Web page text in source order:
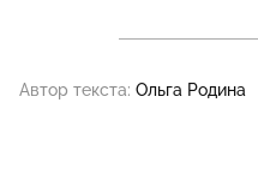
Автор текста: Ольга Родина